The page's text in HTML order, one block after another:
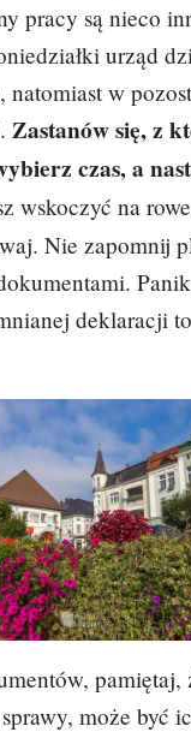
pracy są nieco
urząd
natomiast w
Zastanów się, z
czas, a
wskoczyć na
Nie zapomnij
deklaracji
pamiętaj,
może być